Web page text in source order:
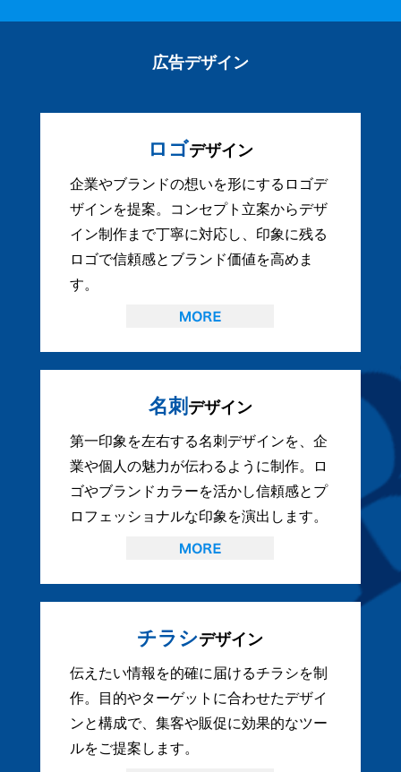
広告デザイン
ロゴデザイン
企業やブランドの想いを形にするロゴデ
ザインを提案。コンセプト立案からデザ
イン制作まで丁寧に対応し、印象に残る
ロゴで信頼感とブランド価値を高めま
す。
名刺 デザイン
第一印象を左右する名刺デザインを、企
業や個人の魅力が伝わるように制作。ロ
ゴやブランドカラーを活かし信頼感とプ
ロフェッショナルな印象を演出します。
チラシデザイン
伝えたい情報を的確に届けるチラシを制
作。目的やターゲットに合わせたデザイ
ンと構成で、集客や販促に効果的なツー
ルをご提案します。